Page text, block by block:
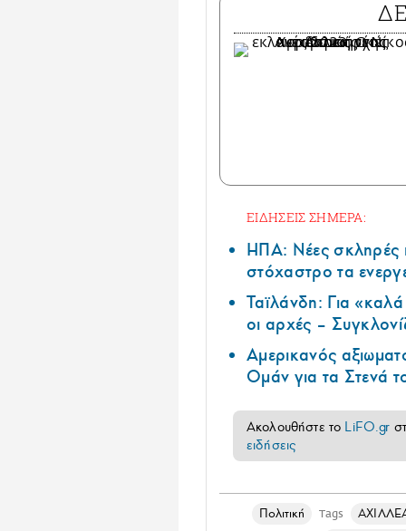
ΕΙΔΗΣΕΙΣ ΣΗΜΕΡΑ:
ΗΠΑ: Nέες σκληρές
στόχαστρο τα
Ταϊλάνδη: Για
οι αρχές –
Αμερικανός
Ομάν για τα Στενά
Ακολουθήστε το LiFO.gr
ειδήσεις
Πολιτική Tags